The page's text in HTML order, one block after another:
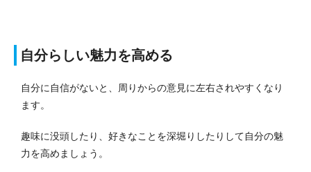
自分らしい魅力を高める
自分に自信がないと、周りからの意見に左右されやすくなり
ます。
趣味に没頭したり、好きなことを深堀りしたりして自分の魅
力を高めましょう。